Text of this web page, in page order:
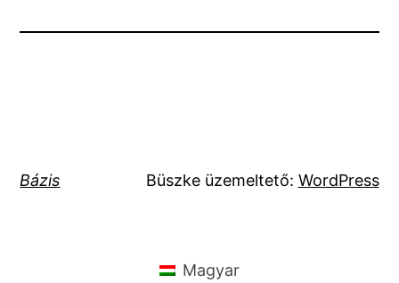
Bázis Büszke üzemeltető: WordPress
Magyar